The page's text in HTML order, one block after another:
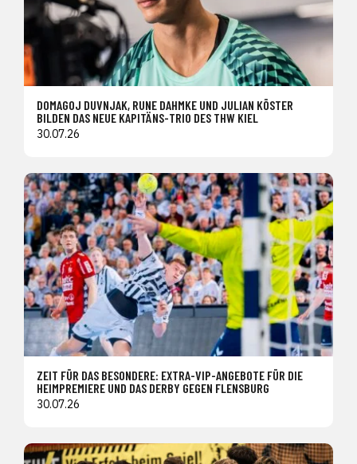
DOMAGOJ DUVNJAK, RUNE DAHMKE UND JULIAN KÖSTER
BILDEN DAS NEUE KAPITÄNS-TRIO DES THW KIEL
30.07.26
ZEIT FÜR DAS BESONDERE: EXTRA-VIP-ANGEBOTE FÜR DIE
HEIMPREMIERE UND DAS DERBY GEGEN FLENSBURG
30.07.26